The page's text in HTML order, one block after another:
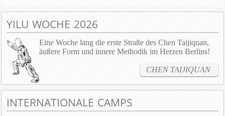
YILU WOCHE 2026
Eine Woche lang die erste Straße des Chen Taijiquan,
äußere Form und innere Methodik im Herzen Berlins!
CHEN TAIJIQUAN
INTERNATIONALE CAMPS